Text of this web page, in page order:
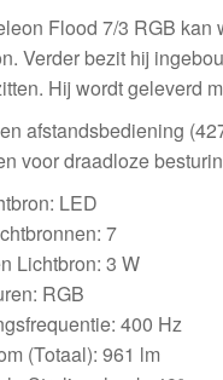
Flood 7/3 RGB
Verder bezit hij
Hij wordt geleverd
afstandsbediening
voor draadloze
LED
7
Lichtbron: 3 W
RGB
400 Hz
(Totaal): 961 lm